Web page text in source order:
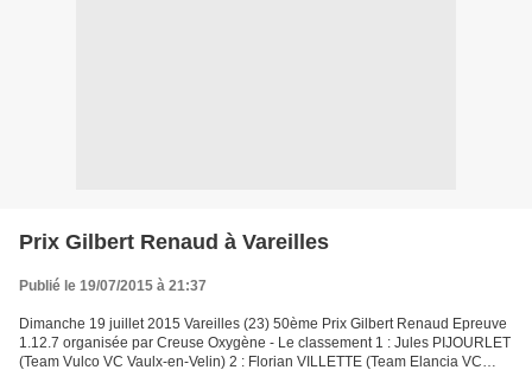
Prix Gilbert Renaud à Vareilles
Publié le 19/07/2015 à 21:37
Dimanche 19 juillet 2015 Vareilles (23) 50ème Prix Gilbert Renaud Epreuve
1.12.7 organisée par Creuse Oxygène - Le classement 1 : Jules PIJOURLET
(Team Vulco VC Vaulx-en-Velin) 2 : Florian VILLETTE (Team Elancia VC